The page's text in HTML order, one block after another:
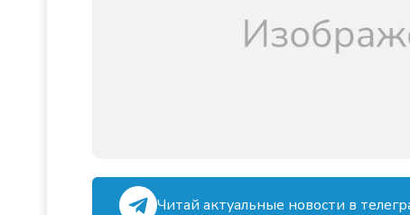
Читай актуальные новости в